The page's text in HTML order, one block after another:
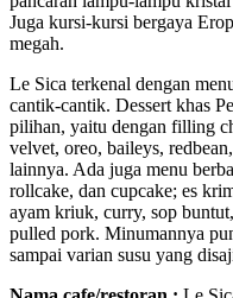
Juga kursi-kursi bergaya
megah.
Le Sica terkenal dengan
cantik-cantik. Dessert khas
pilihan, yaitu dengan filling
velvet, oreo, baileys,
lainnya. Ada juga menu
rollcake, dan cupcake; es
ayam kriuk, curry, sop
pulled pork. Minumannya
sampai varian susu yang